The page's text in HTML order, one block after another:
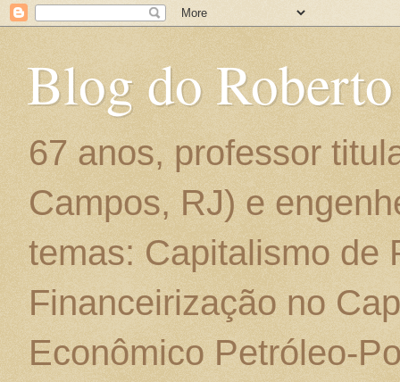
Blog do
67 anos, professor
Campos, RJ) e
temas: Capitalismo de
Financeirização no
Econômico Petróleo-